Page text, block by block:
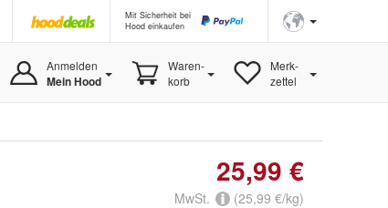
Mit Sicherheit bei
Hood einkaufen
Anmelden
Mein Hood
Waren-
korb
Merk-
zettel
25,99 €
MwSt.
(25,99 €/kg)